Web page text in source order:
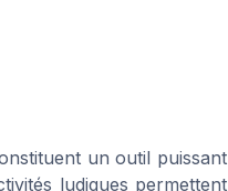
un outil puissant
ludiques permettent